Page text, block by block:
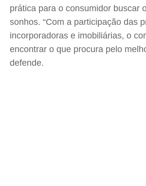
prática para o consumidor buscar
sonhos. “Com a participação das
incorporadoras e imobiliárias, o
encontrar o que procura pelo
defende.